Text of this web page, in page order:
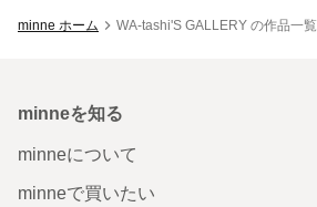
minne ホーム WA-tashi'S GALLERY の作品一覧
minneを知る
minneについて
minneで買いたい